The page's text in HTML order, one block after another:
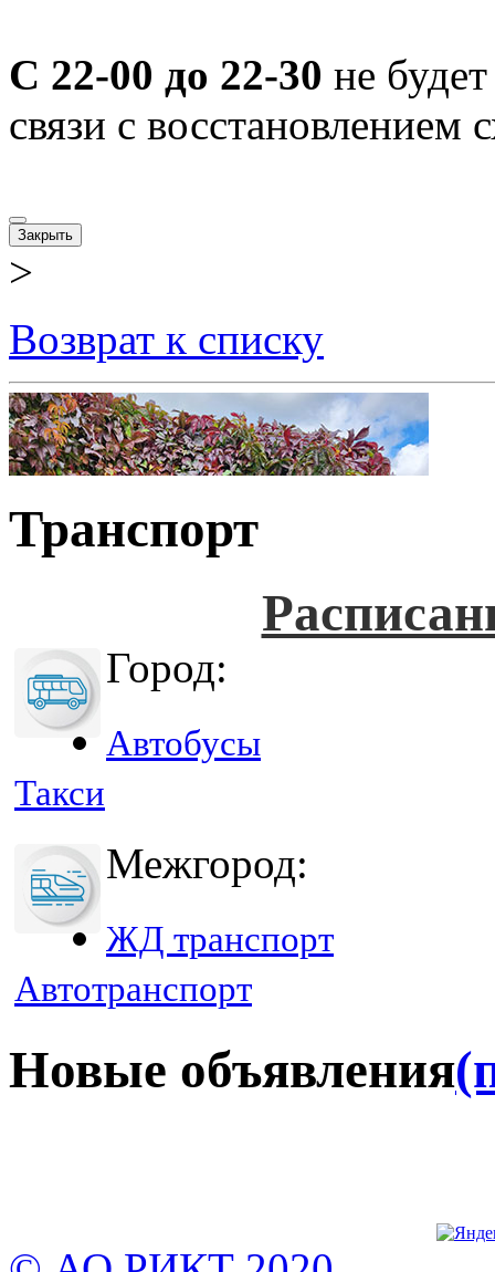
С 22-00 до 22-30 не
связи с
Закрыть
>
Возврат к списку
Транспорт
Город:
Автобусы
Такси
Межгород:
ЖД транспорт
Автотранспорт
Новые объявления